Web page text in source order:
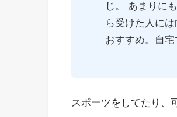
じ。 あまりに
ら受けた人に
おすすめ。自
スポーツをしてたり、